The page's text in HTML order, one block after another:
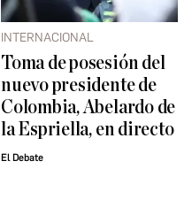
INTERNACIONAL
Toma de posesión del
nuevo presidente de
Colombia, Abelardo de
la Espriella, en directo
El Debate